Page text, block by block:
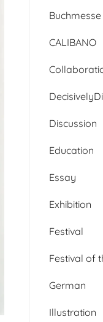
Buchmesse
CALIBANO
Discussion
Education
Essay
Exhibition
Festival
Festival of
German
Illustration